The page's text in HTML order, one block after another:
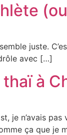
juste.
avec […]
à
je n’avais pas
ça que je